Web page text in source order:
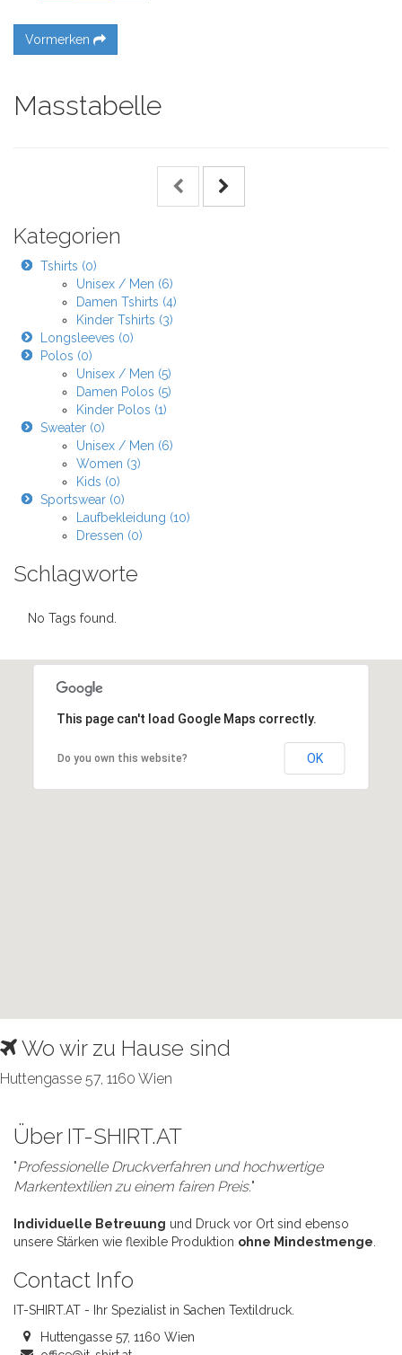
Vormerken
Masstabelle
Kategorien
Tshirts (0)
Unisex / Men (6)
Damen Tshirts (4)
Kinder Tshirts (3)
Longsleeves (0)
Polos (0)
Unisex / Men (5)
Damen Polos (5)
Kinder Polos (1)
Sweater (0)
Unisex / Men (6)
Women (3)
Kids (0)
Sportswear (0)
Laufbekleidung (10)
Dressen (0)
Schlagworte
No Tags found.
This page can't load Google Maps correctly.
Do you own this website? OK
Wo wir zu Hause sind
Huttengasse 57, 1160 Wien
Über IT-SHIRT.AT
"Professionelle Druckverfahren und hochwertige
Markentextilien zu einem fairen Preis."
Individuelle Betreuung und Druck vor Ort sind ebenso
unsere Stärken wie flexible Produktion ohne Mindestmenge.
Contact Info
IT-SHIRT.AT - Ihr Spezialist in Sachen Textildruck.
Huttengasse 57, 1160 Wien